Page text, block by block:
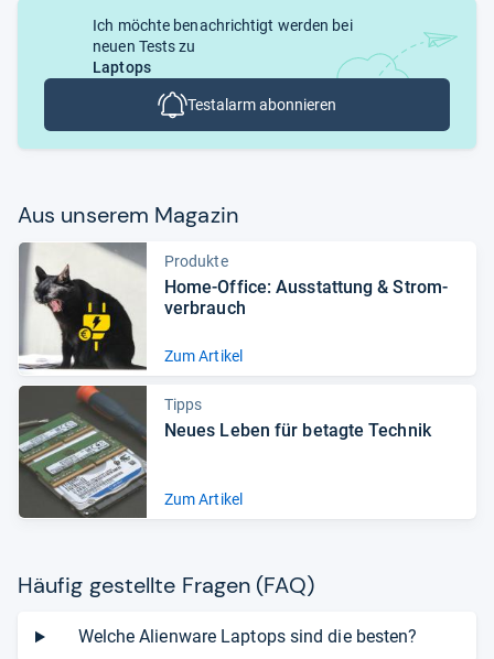
Ich möchte benachrichtigt werden bei
neuen Tests zu
Laptops
Testalarm abonnieren
Aus unse­rem Maga­zin
Produkte
Home-​Office: Aus­stat­tung & Strom­
ver­brauch
Zum Artikel
Tipps
Neues Leben für betagte Tech­nik
Zum Artikel
Häu­fig gestellte Fra­gen (FAQ)
Welche Alienware Laptops sind die besten?